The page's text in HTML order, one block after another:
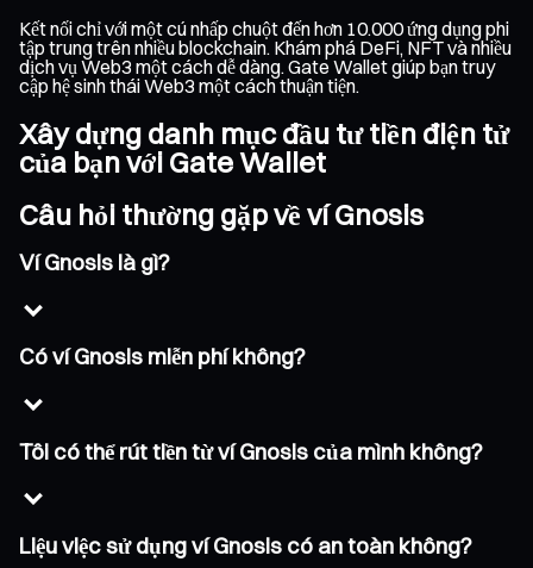
Kết nối chỉ với một cú nhấp chuột đến hơn 10.000 ứng dụng phi
tập trung trên nhiều blockchain. Khám phá DeFi, NFT và nhiều
dịch vụ Web3 một cách dễ dàng. Gate Wallet giúp bạn truy
cập hệ sinh thái Web3 một cách thuận tiện.
Xây dựng danh mục đầu tư tiền điện tử
của bạn với Gate Wallet
Câu hỏi thường gặp về ví Gnosis
Ví Gnosis là gì?
Có ví Gnosis miễn phí không?
Tôi có thể rút tiền từ ví Gnosis của mình không?
Liệu việc sử dụng ví Gnosis có an toàn không?